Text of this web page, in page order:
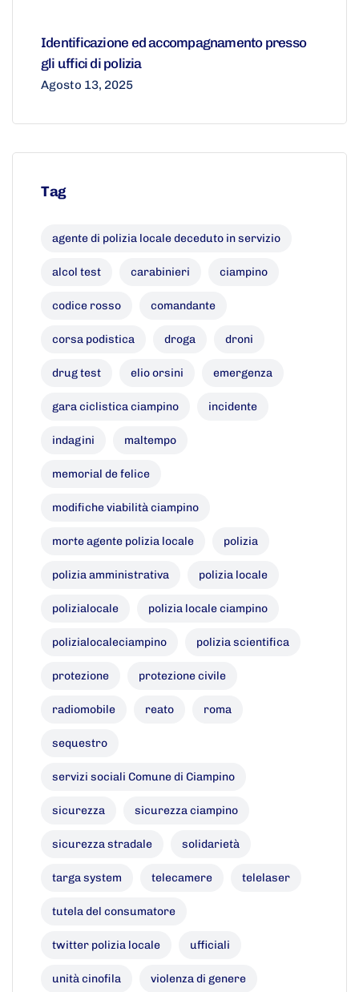
Identificazione ed accompagnamento presso
gli uffici di polizia
Agosto 13, 2025
Tag
agente di polizia locale deceduto in servizio
alcol test carabinieri ciampino
codice rosso comandante
corsa podistica droga droni
drug test elio orsini emergenza
gara ciclistica ciampino incidente
indagini maltempo
memorial de felice
modifiche viabilità ciampino
morte agente polizia locale polizia
polizia amministrativa polizia locale
polizialocale polizia locale ciampino
polizialocaleciampino polizia scientifica
protezione protezione civile
radiomobile reato roma
sequestro
servizi sociali Comune di Ciampino
sicurezza sicurezza ciampino
sicurezza stradale solidarietà
targa system telecamere telelaser
tutela del consumatore
twitter polizia locale ufficiali
unità cinofila violenza di genere